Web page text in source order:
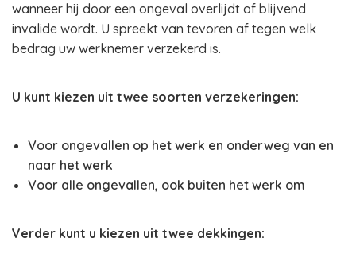
wanneer hij door een ongeval overlijdt of blijvend
invalide wordt. U spreekt van tevoren af tegen welk
bedrag uw werknemer verzekerd is.
U kunt kiezen uit twee soorten verzekeringen:
Voor ongevallen op het werk en onderweg van en
naar het werk
Voor alle ongevallen, ook buiten het werk om
Verder kunt u kiezen uit twee dekkingen: